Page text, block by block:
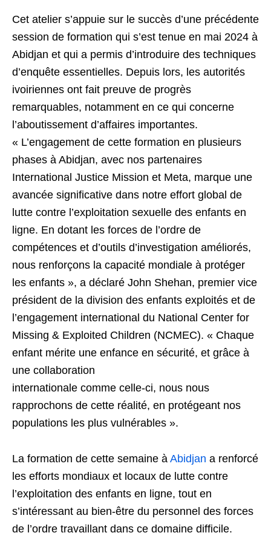
Cet atelier s’appuie sur le succès d’une précédente
session de formation qui s’est tenue en mai 2024 à
Abidjan et qui a permis d’introduire des techniques
d’enquête essentielles. Depuis lors, les autorités
ivoiriennes ont fait preuve de progrès
remarquables, notamment en ce qui concerne
l’aboutissement d’affaires importantes.
« L’engagement de cette formation en plusieurs
phases à Abidjan, avec nos partenaires
International Justice Mission et Meta, marque une
avancée significative dans notre effort global de
lutte contre l’exploitation sexuelle des enfants en
ligne. En dotant les forces de l’ordre de
compétences et d’outils d’investigation améliorés,
nous renforçons la capacité mondiale à protéger
les enfants », a déclaré John Shehan, premier vice
président de la division des enfants exploités et de
l’engagement international du National Center for
Missing & Exploited Children (NCMEC). « Chaque
enfant mérite une enfance en sécurité, et grâce à
une collaboration
internationale comme celle-ci, nous nous
rapprochons de cette réalité, en protégeant nos
populations les plus vulnérables ».
La formation de cette semaine à Abidjan a renforcé
les efforts mondiaux et locaux de lutte contre
l’exploitation des enfants en ligne, tout en
s’intéressant au bien-être du personnel des forces
de l’ordre travaillant dans ce domaine difficile.